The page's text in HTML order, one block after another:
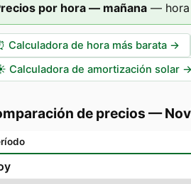
por hora — mañana —
Calculadora de hora más barata →
Calculadora de amortización solar →
de precios —